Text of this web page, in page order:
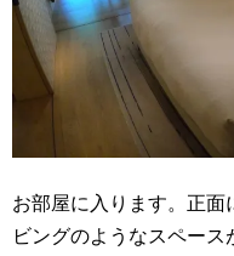
お部屋に入ります。正面
ビングのようなスペー